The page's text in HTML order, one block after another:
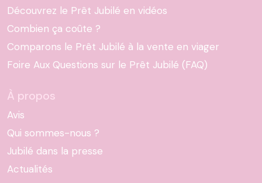
Découvrez le Prêt Jubilé en vidéos
Combien ça coûte ?
Comparons le Prêt Jubilé à la vente en viager
Foire Aux Questions sur le Prêt Jubilé (FAQ)
À propos
Avis
Qui sommes-nous ?
Jubilé dans la presse
Actualités